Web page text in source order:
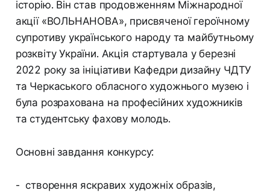
історію. Він став продовженням Міжнародної
акції «ВОЛЬНАНОВА», присвяченої героїчному
супротиву українського народу та майбутньому
розквіту України. Акція стартувала у березні
2022 року за ініціативи Кафедри дизайну ЧДТУ
та Черкаського обласного художнього музею і
була розрахована на професійних художників
та студентську фахову молодь.
Основні завдання конкурсу:
- створення яскравих художніх образів,